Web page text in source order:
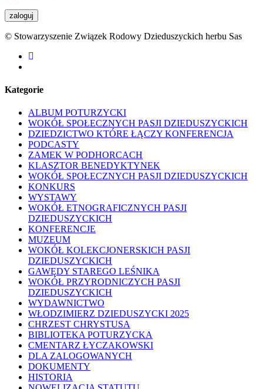
© Stowarzyszenie Związek Rodowy Dzieduszyckich herbu Sas
facebook
Kategorie
ALBUM POTURZYCKI
WOKÓŁ SPOŁECZNYCH PASJI DZIEDUSZYCKICH
DZIEDZICTWO KTÓRE ŁĄCZY KONFERENCJA
PODCASTY
ZAMEK W PODHORCACH
KLASZTOR BENEDYKTYNEK
WOKÓŁ SPOŁECZNYCH PASJI DZIEDUSZYCKICH
KONKURS
WYSTAWY
WOKÓŁ ETNOGRAFICZNYCH PASJI
DZIEDUSZYCKICH
KONFERENCJE
MUZEUM
WOKÓŁ KOLEKCJONERSKICH PASJI
DZIEDUSZYCKICH
GAWĘDY STAREGO LEŚNIKA
WOKÓŁ PRZYRODNICZYCH PASJI
DZIEDUSZYCKICH
WYDAWNICTWO
WŁODZIMIERZ DZIEDUSZYCKI 2025
CHRZEST CHRYSTUSA
BIBLIOTEKA POTURZYCKA
CMENTARZ ŁYCZAKOWSKI
DLA ZALOGOWANYCH
DOKUMENTY
HISTORIA